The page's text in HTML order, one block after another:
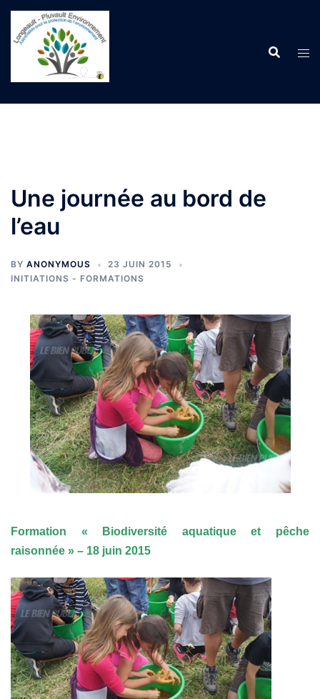
Aller
contenu
Une journée au bord de
l’eau
BY ANONYMOUS
23 JUIN 2015
INITIATIONS - FORMATIONS
Formation « Biodiversité aquatique et pêche
raisonnée » – 18 juin 2015